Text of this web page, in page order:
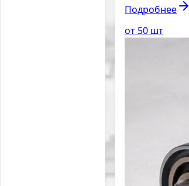
Подробнее
от 50 шт